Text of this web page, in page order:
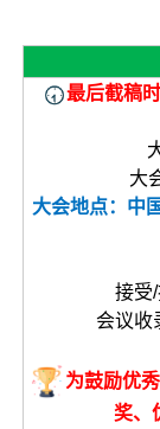
最后截稿
大
大会地点：中
接受
会议收
为鼓励优
奖、